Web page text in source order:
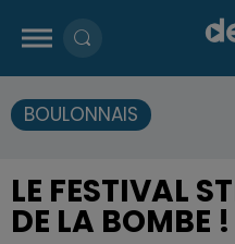
BOULONNAIS
LE FESTIVAL
DE LA BOMBE !